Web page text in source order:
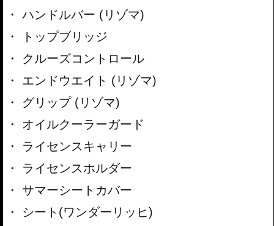
ハンドルバー (リゾマ)
トップブリッジ
クルーズコントロール
エンドウエイト (リゾマ)
グリップ (リゾマ)
オイルクーラーガード
ライセンスキャリー
ライセンスホルダー
サマーシートカバー
シート(ワンダーリッヒ)